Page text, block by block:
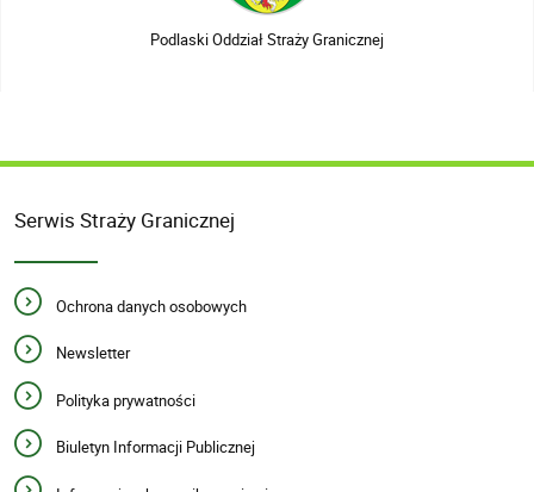
Podlaski Oddział Straży Granicznej
Serwis Straży Granicznej
Ochrona danych osobowych
Newsletter
Polityka prywatności
Biuletyn Informacji Publicznej